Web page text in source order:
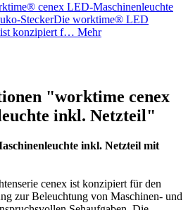
cenex LED-Maschinenleuchte
SteckerDie worktime® LED
ist konzipiert f… Mehr
"worktime cenex
inkl. Netzteil"
inkl. Netzteil mit
cenex ist konzipiert für den
zur Beleuchtung von Maschinen- und